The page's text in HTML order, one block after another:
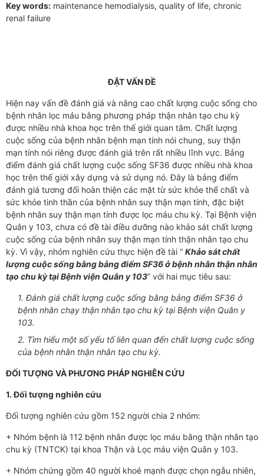
Key words: maintenance hemodialysis, quality of life, chronic
renal failure
ĐẶT VẤN ĐỀ
Hiện nay vấn đề đánh giá và nâng cao chất lượng cuộc sống cho
bệnh nhân lọc máu bằng phương pháp thận nhân tạo chu kỳ
được nhiều nhà khoa học trên thế giới quan tâm. Chất lượng
cuộc sống của bệnh nhân bệnh mạn tính nói chung, suy thận
mạn tính nói riêng được đánh giá trên rất nhiều lĩnh vực. Bảng
điểm đánh giá chất lượng cuộc sống SF36 được nhiều nhà khoa
học trên thế giới xây dựng và sử dụng nó. Đây là bảng điểm
đánh giá tương đối hoàn thiện các mặt từ sức khỏe thể chất và
sức khỏe tinh thần của bệnh nhân suy thận mạn tính, đặc biệt
bệnh nhân suy thận mạn tính được lọc máu chu kỳ. Tại Bệnh viện
Quân y 103, chưa có đề tài điều dưỡng nào khảo sát chất lượng
cuộc sống của bệnh nhân suy thận mạn tính thận nhân tạo chu
kỳ. Vì vậy, nhóm nghiên cứu thực hiện đề tài “ Khảo sát chất
lượng cuộc sống bằng bảng điểm SF36 ở bệnh nhân thận nhân
tạo chu kỳ tại Bệnh viện Quân y 103” với hai mục tiêu sau:
1. Đánh giá chất lượng cuộc sống bằng bảng điểm SF36 ở
bệnh nhân chạy thận nhân tạo chu kỳ tại Bệnh viện Quân y
103.
2. Tìm hiểu một số yếu tố liên quan đến chất lượng cuộc sống
của bệnh nhân thận nhân tạo chu kỳ.
ĐỐI TƯỢNG VÀ PHƯƠNG PHÁP NGHIÊN CỨU
1.Đối tượng nghiên cứu
Đối tượng nghiên cứu gồm 152 người chia 2 nhóm:
+ Nhóm bệnh là 112 bệnh nhân được lọc máu bằng thận nhân tạo
chu kỳ (TNTCK) tại khoa Thận và Lọc máu viện Quân y 103.
+ Nhóm chứng gồm 40 người khoẻ mạnh được chọn ngẫu nhiên,